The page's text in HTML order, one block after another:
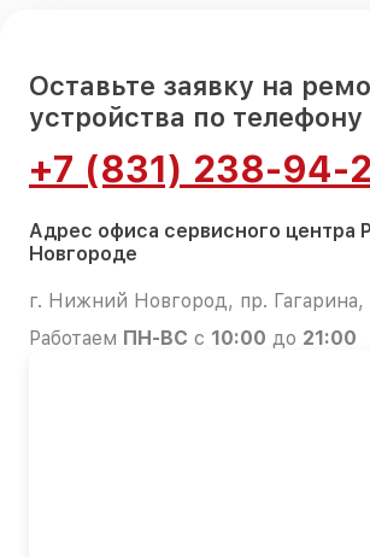
Оставьте заявку на
устройства по телефону
+7 (831) 238-94-
Адрес офиса сервисного центра
Новгороде
г. Нижний Новгород, пр. Гагарина,
Работаем ПН-ВС с 10:00 до 21:00